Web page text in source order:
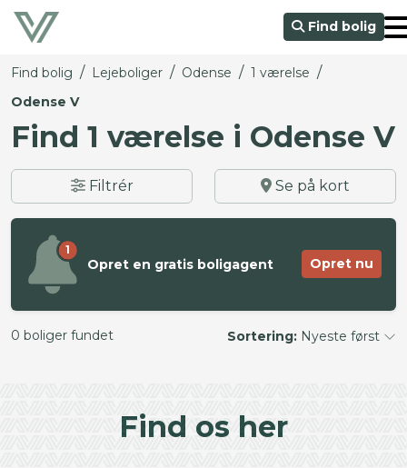
Find bolig
Find bolig / Lejeboliger / Odense / 1 værelse /
Odense V
Find 1 værelse i Odense V
Filtrér Se på kort
1
Opret en gratis boligagent Opret nu
0 boliger fundet Sortering: Nyeste først
Find os her